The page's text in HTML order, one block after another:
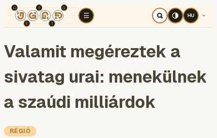
☰
TÉR KOGNITÍV HÁBORÚ
HU
Valamit megéreztek a
sivatag urai: menekülnek
a szaúdi milliárdok
RÉGIÓ